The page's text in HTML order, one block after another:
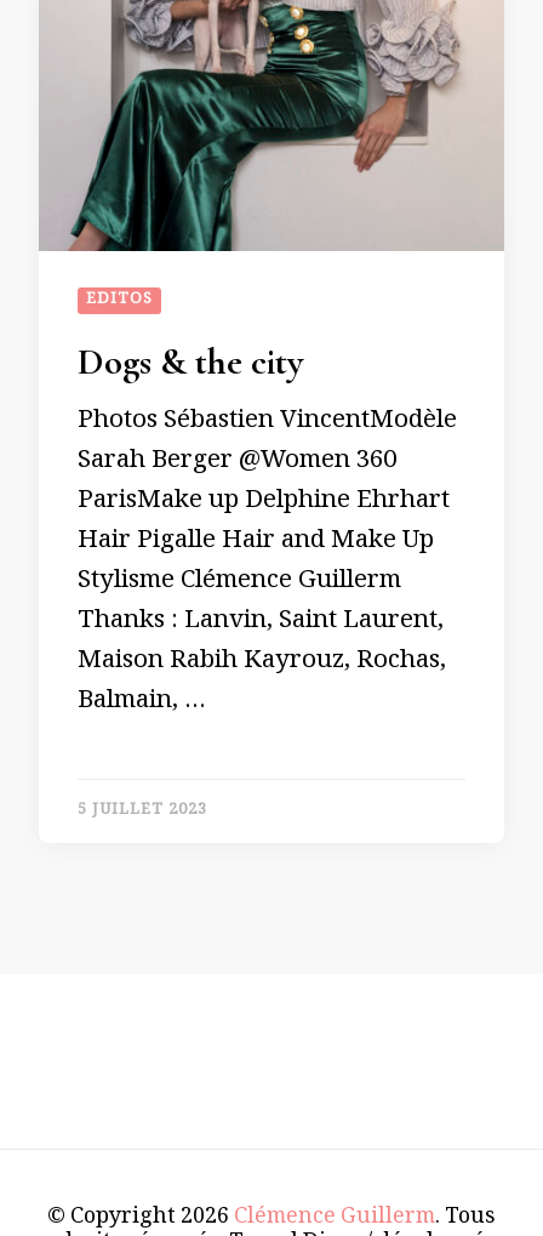
EDITOS
Dogs & the city
Photos Sébastien VincentModèle
Sarah Berger @Women 360
ParisMake up Delphine Ehrhart
Hair Pigalle Hair and Make Up
Stylisme Clémence Guillerm
Thanks : Lanvin, Saint Laurent,
Maison Rabih Kayrouz, Rochas,
Balmain, …
5 JUILLET 2023
© Copyright 2026 Clémence Guillerm. Tous